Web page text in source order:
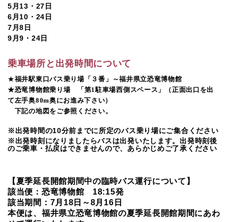
5月13・27日
6月10・24日
7月8日
9月9・24日
乗車場所と出発時間について
★福井駅東口バス乗り場「３番」～福井県立恐竜博物館
★恐竜博物館乗り場 「第1駐車場西側スペース」（正面出口を出
て左手奥80m奥にお進み下さい）
下記の地図をご参照ください。
※出発時間の10分前までに所定のバス乗り場にご集合ください
※出発時刻になりましたらバスは出発いたします。出発時刻後
のご乗車・払戻はできませんので、あらかじめご了承ください
【夏季延長開館期間中の臨時バス運行について】
該当便：恐竜博物館 18:15発
該当期間： 7月 18 日～8月 16 日
本便は、福井県立恐竜博物館の夏季延長開館期間にあわ